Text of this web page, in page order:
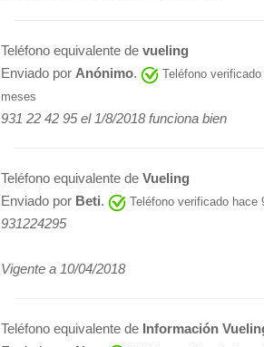
Teléfono equivalente de vueling
Enviado por Anónimo.
Teléfono
meses
931 22 42 95 el 1/8/2018 funciona bien
Teléfono equivalente de Vueling
Enviado por Beti. Teléfono verificado hace
931224295
Vigente a 10/04/2018
Teléfono equivalente de Información